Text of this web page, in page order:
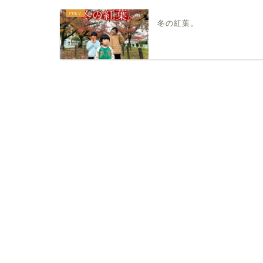
冬の紅葉。